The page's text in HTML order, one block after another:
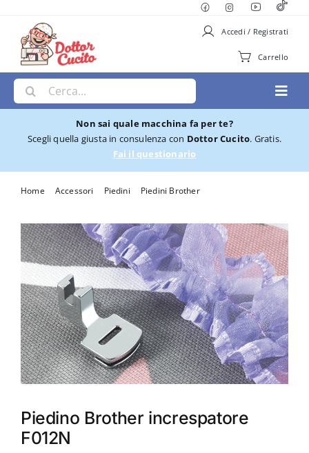
contenuto
Accedi / Registrati
Carrello
Cerca
per:
Macchine per Cucire
Ricamatrici
Taglia cuci
Accessori
Piedini
Blog
Non sai quale macchina fa per te?
Scegli quella giusta in consulenza con Dottor Cucito. Gratis.
Fai il questionario
Home Accessori Piedini
Piedini Brother
Piedino Brother increspatore
F012N